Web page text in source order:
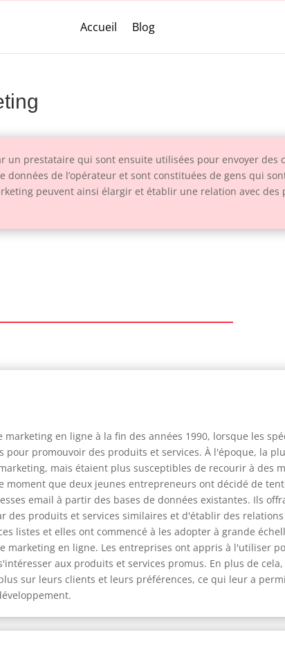
Accueil Blog
un prestataire qui sont ensuite utilisées pour envoyer des
de l’opérateur et sont constituées de gens qui
peuvent ainsi élargir et établir une relation avec des
en ligne à la fin des années 1990, lorsque les
promouvoir des produits et services. À l'époque, la
mais étaient plus susceptibles de recourir à des
que deux jeunes entrepreneurs ont décidé de
email à partir des bases de données existantes. Ils
produits et services similaires et d'établir des relations
listes et elles ont commencé à les adopter à grande
en ligne. Les entreprises ont appris à l'utiliser
aux produits et services promus. En plus de
sur leurs clients et leurs préférences, ce qui leur a